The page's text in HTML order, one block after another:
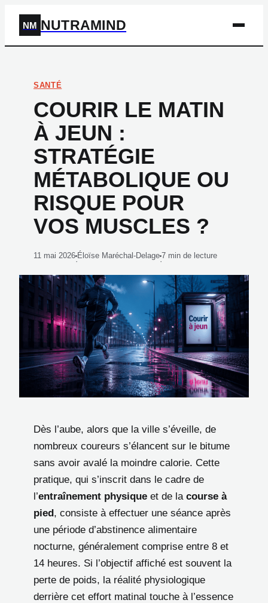
NM NUTRAMIND
SANTÉ
COURIR LE MATIN
À JEUN :
STRATÉGIE
MÉTABOLIQUE OU
RISQUE POUR
VOS MUSCLES ?
11 mai 2026
·
Éloïse Maréchal-Delage
·
7 min de lecture
Dès l’aube, alors que la ville s’éveille, de
nombreux coureurs s’élancent sur le bitume
sans avoir avalé la moindre calorie. Cette
pratique, qui s’inscrit dans le cadre de
l’entraînement physique et de la course à
pied, consiste à effectuer une séance après
une période d’abstinence alimentaire
nocturne, généralement comprise entre 8 et
14 heures. Si l’objectif affiché est souvent la
perte de poids, la réalité physiologique
derrière cet effort matinal touche à l’essence